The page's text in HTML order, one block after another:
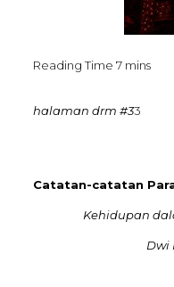
halaman drm #33
Catatan-catatan
Kehidupan
Dwi